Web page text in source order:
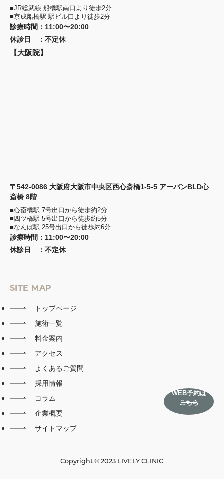
■JR総武線 船橋駅南口より徒歩2分
■京成船橋駅 駅ビル口より徒歩2分
診療時間 ： 11:00〜20:00
休診日
： 不定休
【大阪院】
〒542-0086 大阪府大阪市中央区西心斎橋1-5-5 アーバンBLD心
斎橋 8階
■心斎橋駅 7号出口から徒歩約2分
■四ツ橋駅 5号出口から徒歩約5分
■なんば駅 25号出口から徒歩約6分
診療時間 ： 11:00〜20:00
休診日
： 不定休
SITE MAP
トップページ
施術一覧
料金案内
アクセス
よくあるご質問
採用情報
コラム
企業概要
サイトマップ
WEB予約は
こちら
Copyright © 2023 LIVELY CLINIC